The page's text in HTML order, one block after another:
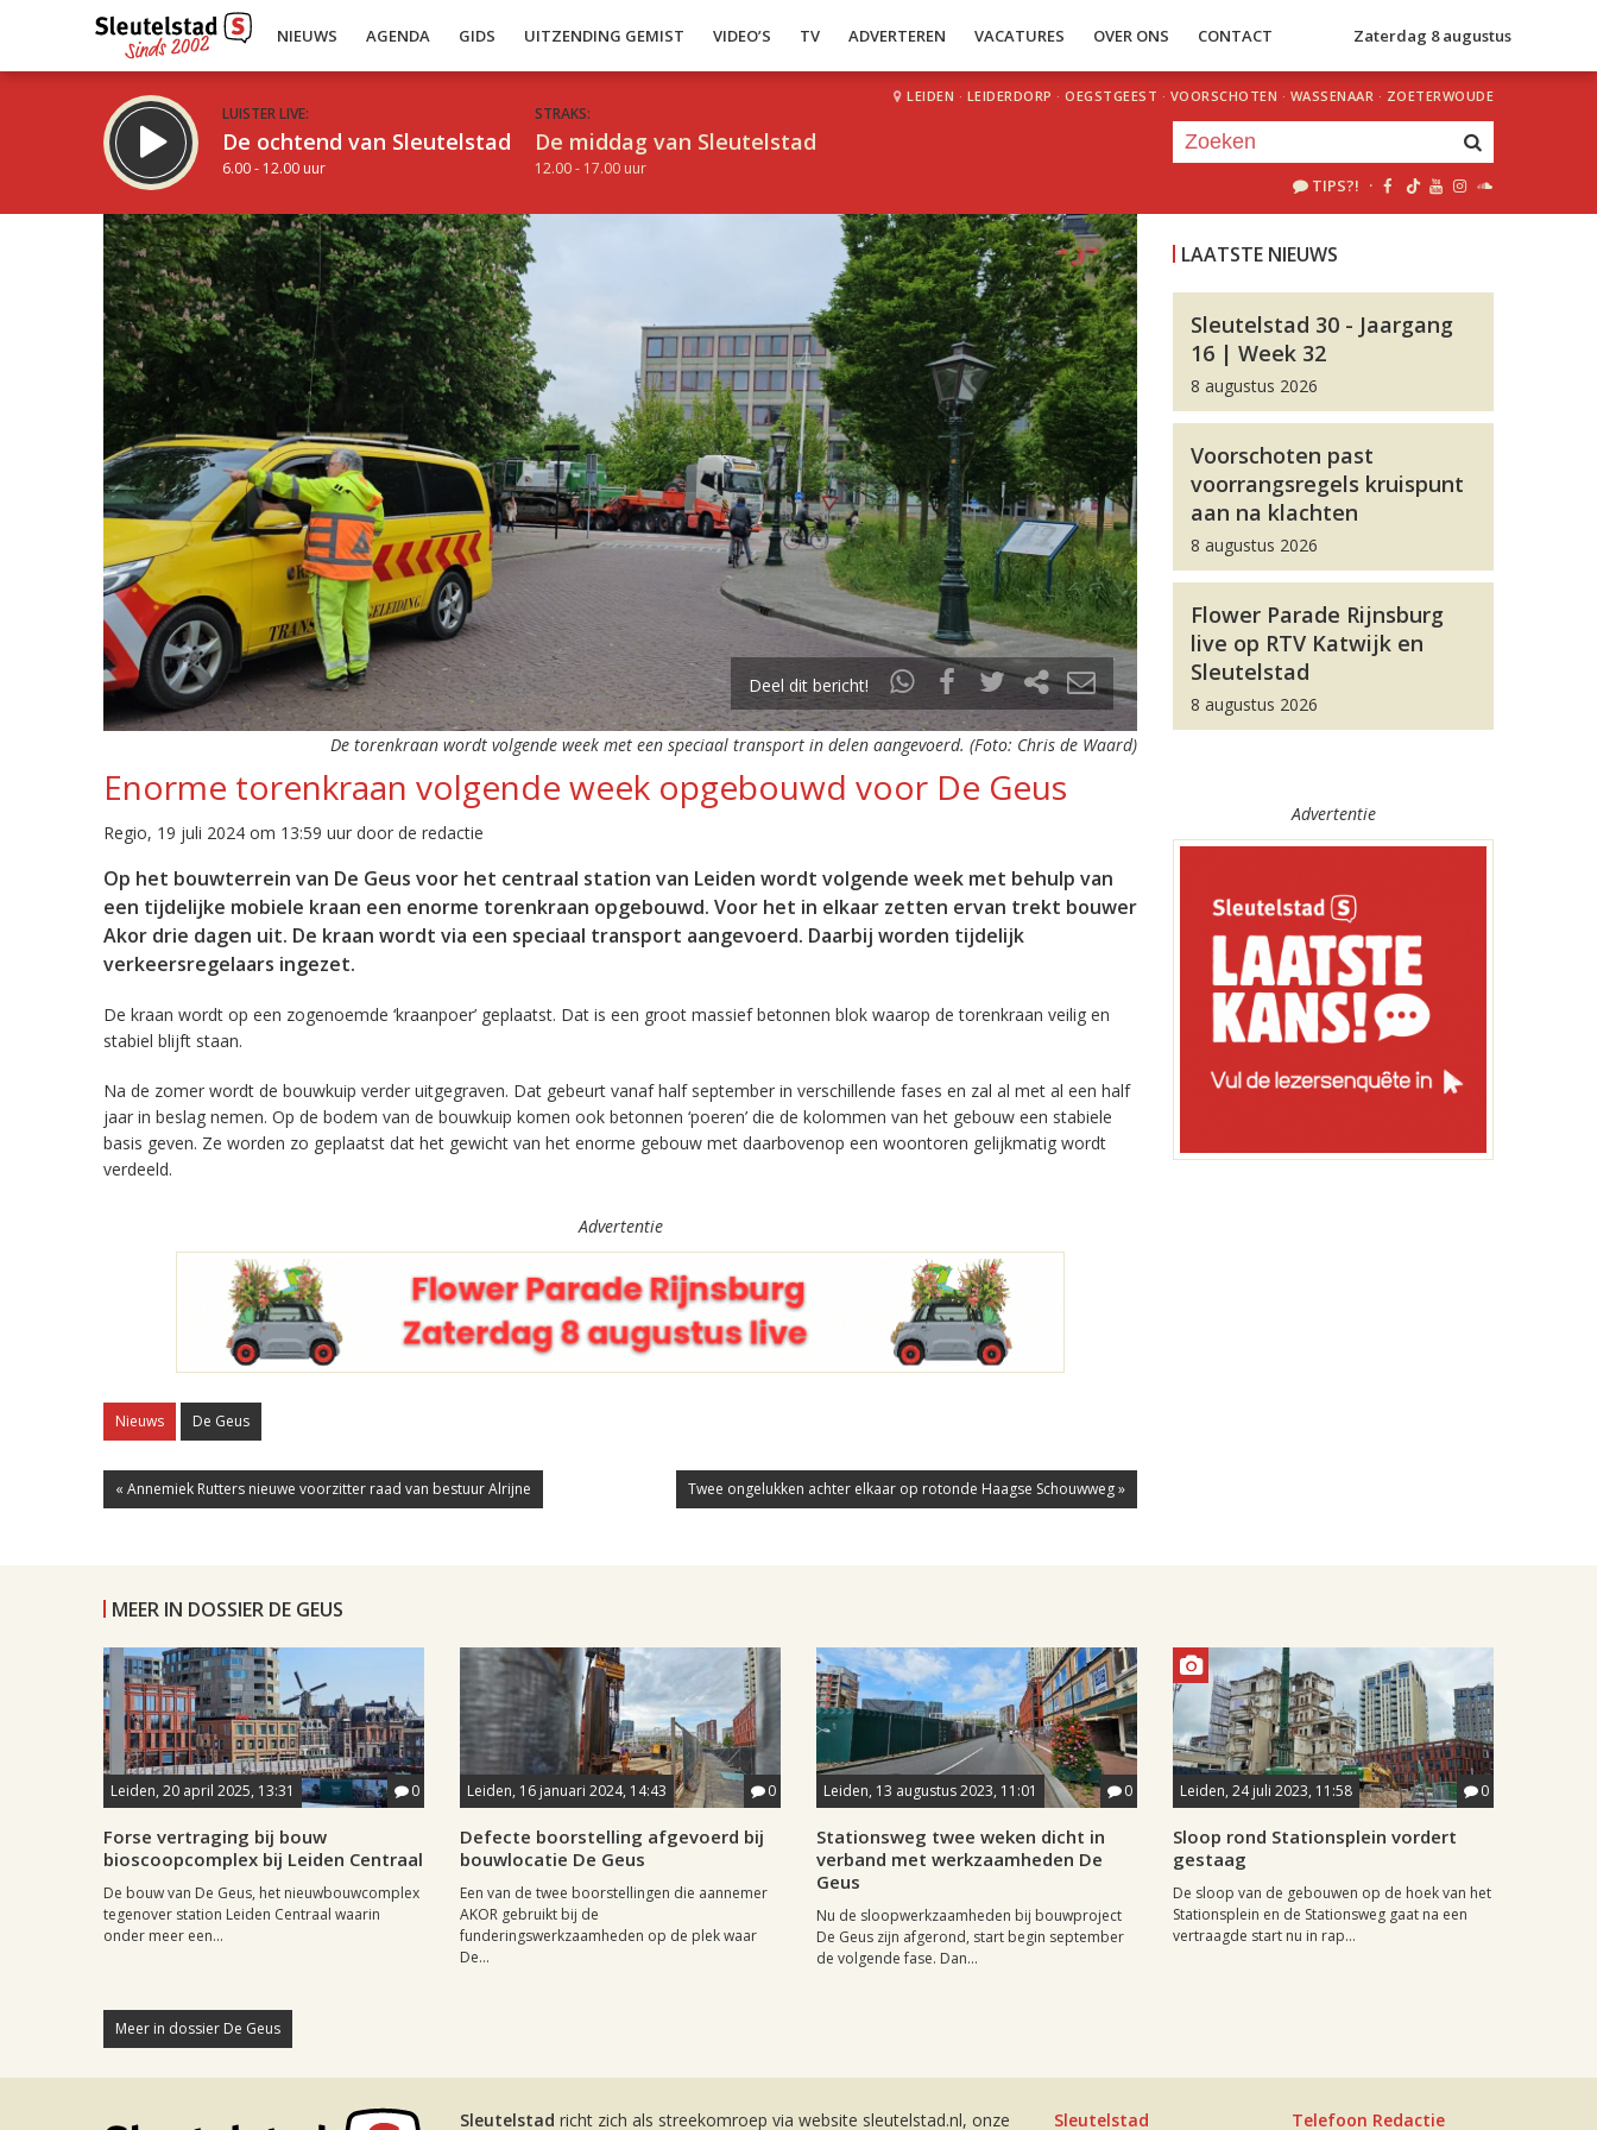
NIEUWS AGENDA GIDS UITZENDING GEMIST VIDEO’S TV ADVERTEREN VACATURES OVER ONS CONTACT Zaterdag 8 augustus
LUISTER LIVE:
De ochtend van Sleutelstad
6.00 - 12.00 uur
STRAKS:
De middag van Sleutelstad
12.00 - 17.00 uur
LEIDEN · LEIDERDORP · OEGSTGEEST · VOORSCHOTEN · WASSENAAR · ZOETERWOUDE
TIPS?! ·
Inklappen
Deel dit bericht!
De torenkraan wordt volgende week met een speciaal transport in delen aangevoerd. (Foto: Chris de Waard)
Enorme torenkraan volgende week opgebouwd voor De Geus
Regio, 19 juli 2024 om 13:59 uur door de redactie
Op het bouwterrein van De Geus voor het centraal station van Leiden wordt volgende week met behulp van
een tijdelijke mobiele kraan een enorme torenkraan opgebouwd. Voor het in elkaar zetten ervan trekt bouwer
Akor drie dagen uit. De kraan wordt via een speciaal transport aangevoerd. Daarbij worden tijdelijk
verkeersregelaars ingezet.
De kraan wordt op een zogenoemde ‘kraanpoer’ geplaatst. Dat is een groot massief betonnen blok waarop de torenkraan veilig en
stabiel blijft staan.
Na de zomer wordt de bouwkuip verder uitgegraven. Dat gebeurt vanaf half september in verschillende fases en zal al met al een half
jaar in beslag nemen. Op de bodem van de bouwkuip komen ook betonnen ‘poeren’ die de kolommen van het gebouw een stabiele
basis geven. Ze worden zo geplaatst dat het gewicht van het enorme gebouw met daarbovenop een woontoren gelijkmatig wordt
verdeeld.
Advertentie
Nieuws De Geus
« Annemiek Rutters nieuwe voorzitter raad van bestuur Alrijne Twee ongelukken achter elkaar op rotonde Haagse Schouwweg »
LAATSTE NIEUWS
Sleutelstad 30 - Jaargang
16 | Week 32
8 augustus 2026
Voorschoten past
voorrangsregels kruispunt
aan na klachten
8 augustus 2026
Flower Parade Rijnsburg
live op RTV Katwijk en
Sleutelstad
8 augustus 2026
Advertentie
MEER IN DOSSIER DE GEUS
Leiden, 20 april 2025, 13:31 0
Forse vertraging bij bouw
bioscoopcomplex bij Leiden Centraal
De bouw van De Geus, het nieuwbouwcomplex
tegenover station Leiden Centraal waarin
onder meer een...
Leiden, 16 januari 2024, 14:43 0
Defecte boorstelling afgevoerd bij
bouwlocatie De Geus
Een van de twee boorstellingen die aannemer
AKOR gebruikt bij de
funderingswerkzaamheden op de plek waar
De...
Leiden, 13 augustus 2023, 11:01 0
Stationsweg twee weken dicht in
verband met werkzaamheden De
Geus
Nu de sloopwerkzaamheden bij bouwproject
De Geus zijn afgerond, start begin september
de volgende fase. Dan...
Leiden, 24 juli 2023, 11:58 0
Sloop rond Stationsplein vordert
gestaag
De sloop van de gebouwen op de hoek van het
Stationsplein en de Stationsweg gaat na een
vertraagde start nu in rap...
Meer in dossier De Geus
Sleutelstad richt zich als streekomroep via website sleutelstad.nl, onze Sleutelstad Telefoon Redactie